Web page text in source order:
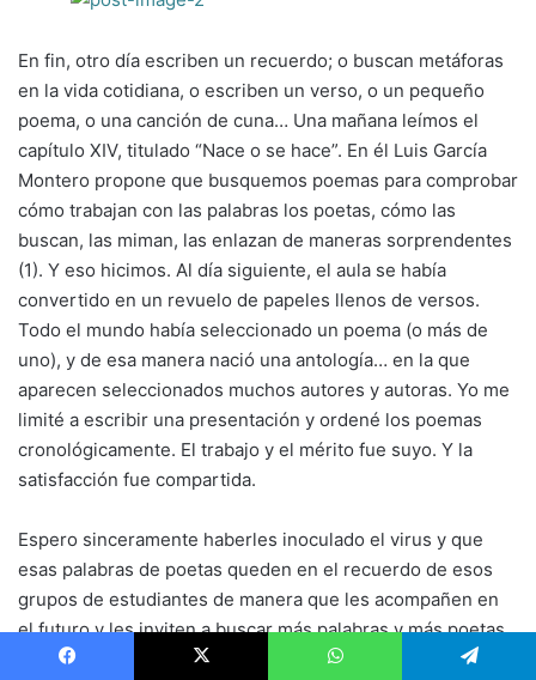
En fin, otro día escriben un recuerdo; o buscan metáforas
en la vida cotidiana, o escriben un verso, o un pequeño
poema, o una canción de cuna… Una mañana leímos el
capítulo XIV, titulado “Nace o se hace”. En él Luis García
Montero propone que busquemos poemas para comprobar
cómo trabajan con las palabras los poetas, cómo las
buscan, las miman, las enlazan de maneras sorprendentes
(1). Y eso hicimos. Al día siguiente, el aula se había
convertido en un revuelo de papeles llenos de versos.
Todo el mundo había seleccionado un poema (o más de
uno), y de esa manera nació una antología… en la que
aparecen seleccionados muchos autores y autoras. Yo me
limité a escribir una presentación y ordené los poemas
cronológicamente. El trabajo y el mérito fue suyo. Y la
satisfacción fue compartida.
Espero sinceramente haberles inoculado el virus y que
esas palabras de poetas queden en el recuerdo de esos
grupos de estudiantes de manera que les acompañen en
el futuro y les inviten a buscar más palabras y más poetas,
a saborear hechos cotidianos aparentemente